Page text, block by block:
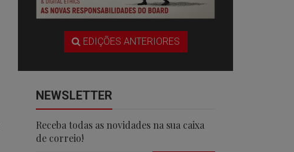
EDIÇÕES ANTERIORES
NEWSLETTER
Receba todas as novidades na sua caixa
de correio!